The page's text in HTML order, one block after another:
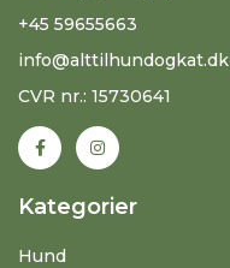
+45 59655663
info@alttilhundogkat.dk
CVR nr.: 15730641
Kategorier
Hund